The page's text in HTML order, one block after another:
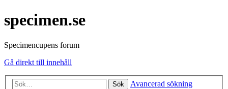
specimen.se
Specimencupens forum
Gå direkt till innehåll
Sök Avancerad sökning